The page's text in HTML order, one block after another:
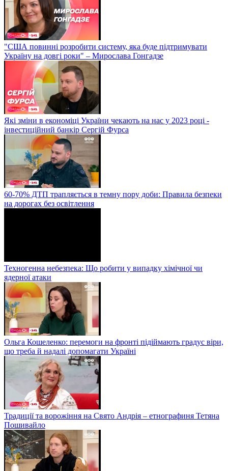
"США повинні розробити систему, яка буде підтримувати
Україну на довгі роки" – Мирослава Гонгадзе
Які зміни в економіці України чекають на нас у 2023 році -
інвестиційний банкір Сергій Фурса
60-70% ДТП трапляється в темну пору доби: Правила безпеки
на дорогах без освітлення
Техногенна небезпека: Що робити у випадку хімічної чи
ядерної атаки
Ольга Кошеленко: перемоги на фронті підіймають градус віри,
що треба й надалі допомагати Україні
Традиції та ворожіння на Свято Андрія – етнографиня Тетяна
Пошивайло